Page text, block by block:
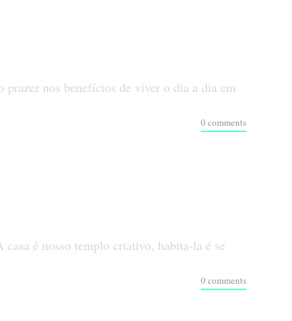
prazer nos benefícios de viver o dia a dia em
0 comments
casa é nosso templo criativo, habita-la é se
0 comments